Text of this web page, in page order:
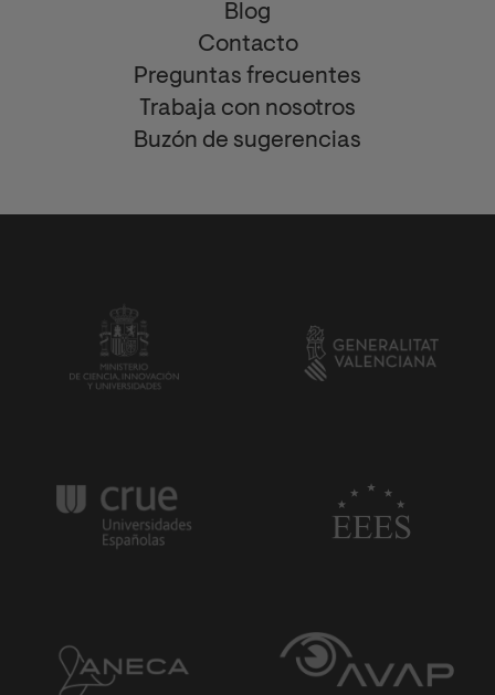
Blog
Contacto
Preguntas frecuentes
Trabaja con nosotros
Buzón de sugerencias